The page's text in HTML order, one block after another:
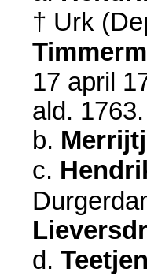
† Urk
17 april
ald. 1763.
b.
c.
Lieversdr
d.